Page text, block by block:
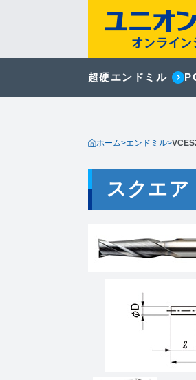
超硬エンドミル
ホーム>エンドミル>
スクエア